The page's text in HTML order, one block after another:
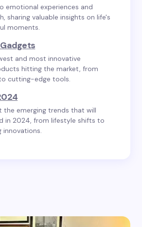
emotional experiences and
sharing valuable insights on life's
moments.
and most innovative
hitting the market, from
cutting-edge tools.
the emerging trends that will
in 2024, from lifestyle shifts to
innovations.